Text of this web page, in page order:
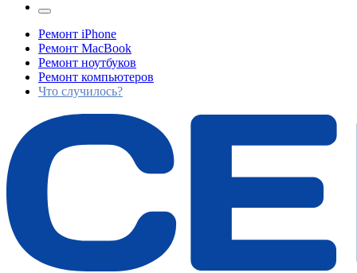
Ремонт iPhone
Ремонт MacBook
Ремонт ноутбуков
Ремонт компьютеров
Что случилось?